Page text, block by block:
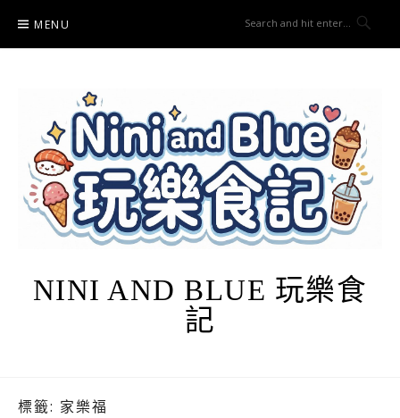
content
MENU
NINI AND BLUE 玩樂食
記
標籤: 家樂福